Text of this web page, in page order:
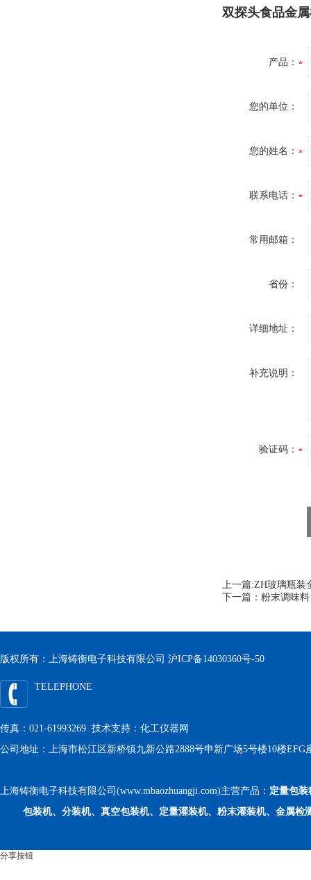
双探头食品金
产品：
您的单位：
您的姓名：
联系电话：
常用邮箱：
省份：
详细地址：
补充说明：
验证码：
上一篇:ZH玻璃瓶装
下一篇： 粉末调味
版权所有：上海铸衡电子科技有限公司 沪ICP备14030360号-50
TELEPHONE
传真：021-61993269 技术支持： 化工仪器网
公司地址：上海市松江区新桥镇九新公路2888号申新广场5号楼10楼EFG
上海铸衡电子科技有限公司(www.mbaozhuangji.com)主营产品： 定量包装
包装机、分装机、真空包装机、定量灌装机、粉末灌装机、金属检
分享按钮